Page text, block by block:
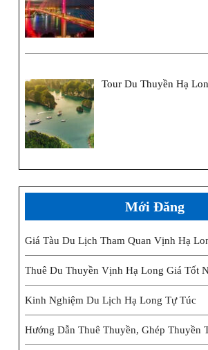
Tour Du Thuyền Hạ
Mới Đăng
Giá Tàu Du Lịch Tham Quan Vịnh Hạ
Thuê Du Thuyền Vịnh Hạ Long Giá Tốt
Kinh Nghiệm Du Lịch Hạ Long Tự Túc
Hướng Dẫn Thuê Thuyền, Ghép Thuyền